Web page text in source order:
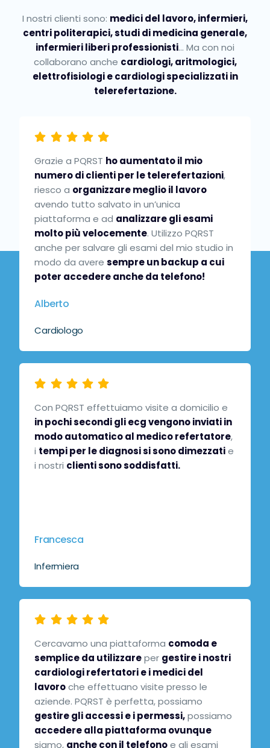
I nostri clienti sono: medici del lavoro, infermieri,
centri politerapici, studi di medicina generale,
infermieri liberi professionisti… Ma con noi
collaborano anche cardiologi, aritmologici,
elettrofisiologi e cardiologi specializzati in
telerefertazione.
Grazie a PQRST ho aumentato il mio
numero di clienti per le telerefertazioni,
riesco a organizzare meglio il lavoro
avendo tutto salvato in un’unica
piattaforma e ad analizzare gli esami
molto più velocemente. Utilizzo PQRST
anche per salvare gli esami del mio studio in
modo da averesempre un backup a cui
poter accedere anche da telefono!
Alberto
Cardiologo
Con PQRST effettuiamo visite a domicilio e
in pochi secondi gli ecg vengono inviati in
modo automatico al medico refertatore,
i tempi per le diagnosi si sono dimezzatie
i nostri clienti sono soddisfatti.
Francesca
Infermiera
Cercavamo una piattaforma comoda e
semplice da utilizzareper gestire i nostri
cardiologi refertatori e i medici del
lavoroche effettuano visite presso le
aziende. PQRST è perfetta, possiamo
gestire gli accessi e i permessi,possiamo
accedere alla piattaforma ovunque
siamo, anche con il telefonoe gli esami